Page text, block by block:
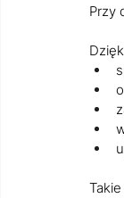
Przy